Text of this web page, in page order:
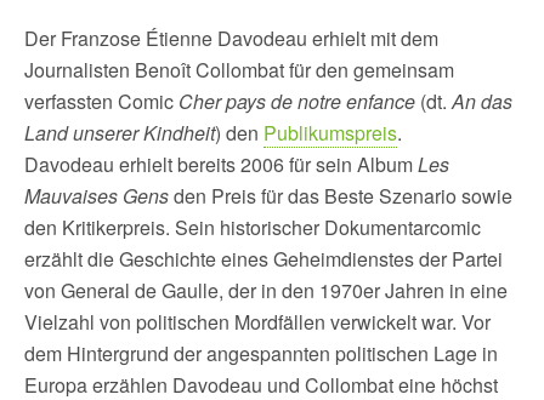
Der Franzose Étienne Davodeau erhielt mit dem
Journalisten Benoît Collombat für den gemeinsam
verfassten Comic Cher pays de notre enfance (dt.An das
Land unserer Kindheit) den Publikumspreis.
Davodeau erhielt bereits 2006 für sein AlbumLes
Mauvaises Gensden Preis für das Beste Szenario sowie
den Kritikerpreis. Sein historischer Dokumentarcomic
erzählt die Geschichte eines Geheimdienstes der Partei
von General de Gaulle, der in den 1970er Jahren in eine
Vielzahl von politischen Mordfällen verwickelt war. Vor
dem Hintergrund der angespannten politischen Lage in
Europa erzählen Davodeau und Collombat eine höchst